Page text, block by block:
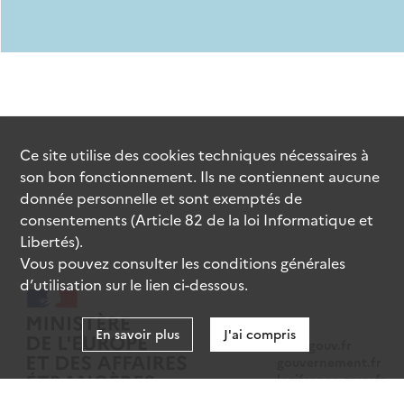
data.gouv.fr
legifrance.gouv.fr
Ce site utilise descookiestechniques nécessaires à
son bon fonctionnement. Ils ne contiennent aucune
donnée personnelle et sont exemptés de
consentements (Article 82 de la loi Informatique et
Libertés).
Vous pouvez consulter les conditions générales
d’utilisation sur le lien ci-dessous.
En savoir plus J'ai compris